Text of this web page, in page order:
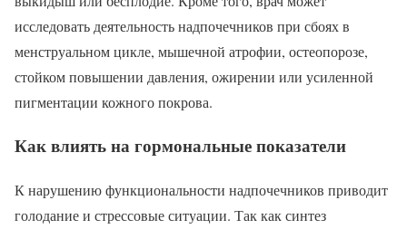
исследовать деятельность надпочечников при сбоях в
менструальном цикле, мышечной атрофии, остеопорозе,
стойком повышении давления, ожирении или усиленной
пигментации кожного покрова.
Как влиять на гормональные показатели
К нарушению функциональности надпочечников приводит
голодание и стрессовые ситуации. Так как синтез